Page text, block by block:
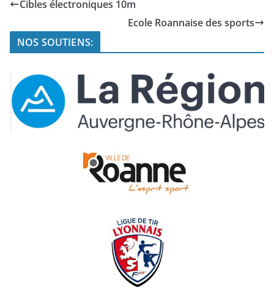
Cibles électroniques 10m
Ecole Roannaise des sports
NOS SOUTIENS: